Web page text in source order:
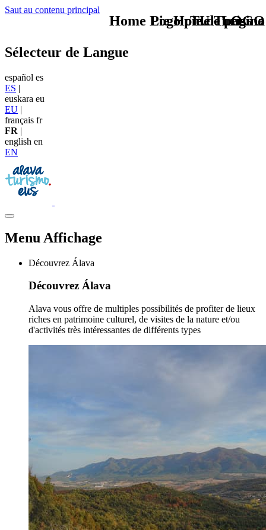
Saut au contenu principal
TU - LOGO
Sélecteur de Langue
español es
ES |
euskara eu
EU |
français fr
FR |
english en
EN
Menu Affichage
Découvrez Álava
Découvrez Álava
Alava vous offre de multiples possibilités de profiter de lieux
riches en patrimoine culturel, de visites de la nature et/ou
d'activités très intéressantes de différents types
Home Logo pie de página
Pie Home Turismo